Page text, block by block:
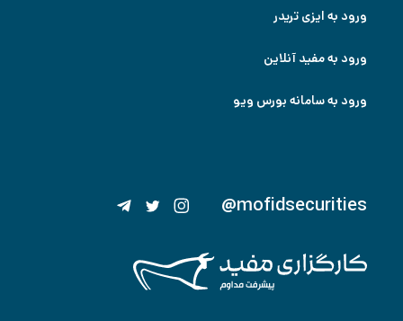
@mofidsecurities
ورود به ایزی تریدر
ورود به مفید آنلاین
ورود به سامانه بورس ویو